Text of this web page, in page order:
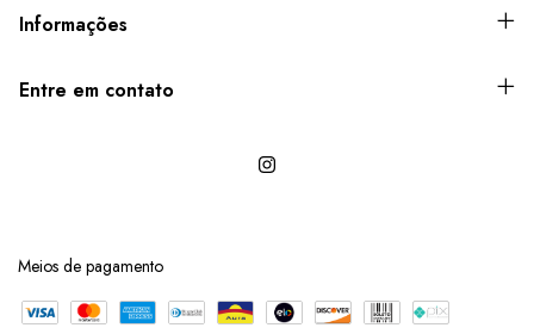
Informações
Entre em contato
Meios de pagamento